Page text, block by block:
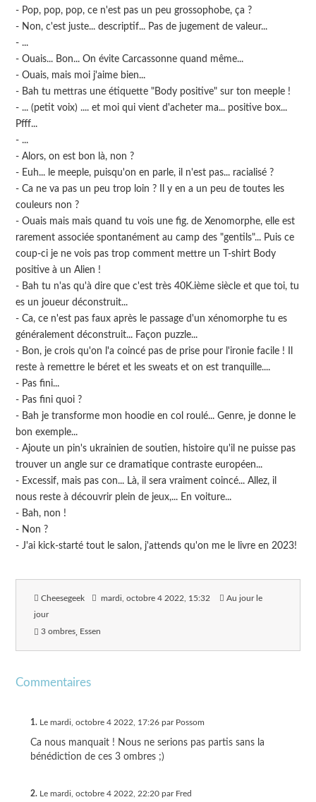
- Pop, pop, pop, ce n'est pas un peu grossophobe, ça ?
- Non, c'est juste... descriptif... Pas de jugement de valeur...
- ...
- Ouais... Bon... On évite Carcassonne quand même...
- Ouais, mais moi j'aime bien...
- Bah tu mettras une étiquette "Body positive" sur ton meeple !
- ... (petit voix) .... et moi qui vient d'acheter ma... positive box...
Pfff...
- ...
- Alors, on est bon là, non ?
- Euh... le meeple, puisqu'on en parle, il n'est pas... racialisé ?
- Ca ne va pas un peu trop loin ? Il y en a un peu de toutes les
couleurs non ?
- Ouais mais mais quand tu vois une fig. de Xenomorphe, elle est
rarement associée spontanément au camp des "gentils"... Puis ce
coup-ci je ne vois pas trop comment mettre un T-shirt Body
positive à un Alien !
- Bah tu n'as qu'à dire que c'est très 40K.ième siècle et que toi, tu
es un joueur déconstruit...
- Ca, ce n'est pas faux après le passage d'un xénomorphe tu es
généralement déconstruit... Façon puzzle...
- Bon, je crois qu'on l'a coincé pas de prise pour l'ironie facile ! Il
reste à remettre le béret et les sweats et on est tranquille....
- Pas fini...
- Pas fini quoi ?
- Bah je transforme mon hoodie en col roulé... Genre, je donne le
bon exemple...
- Ajoute un pin's ukrainien de soutien, histoire qu'il ne puisse pas
trouver un angle sur ce dramatique contraste européen...
- Excessif, mais pas con... Là, il sera vraiment coincé... Allez, il
nous reste à découvrir plein de jeux,... En voiture...
- Bah, non !
- Non ?
- J'ai kick-starté tout le salon, j'attends qu'on me le livre en 2023!
Cheesegeek mardi, octobre 4 2022 , 15:32 Au jour le
jour
3 ombres Essen
Commentaires
1.Le mardi, octobre 4 2022, 17:26 par Possom
Ca nous manquait ! Nous ne serions pas partis sans la
bénédiction de ces 3 ombres ;)
2.Le mardi, octobre 4 2022, 22:20 par Fred